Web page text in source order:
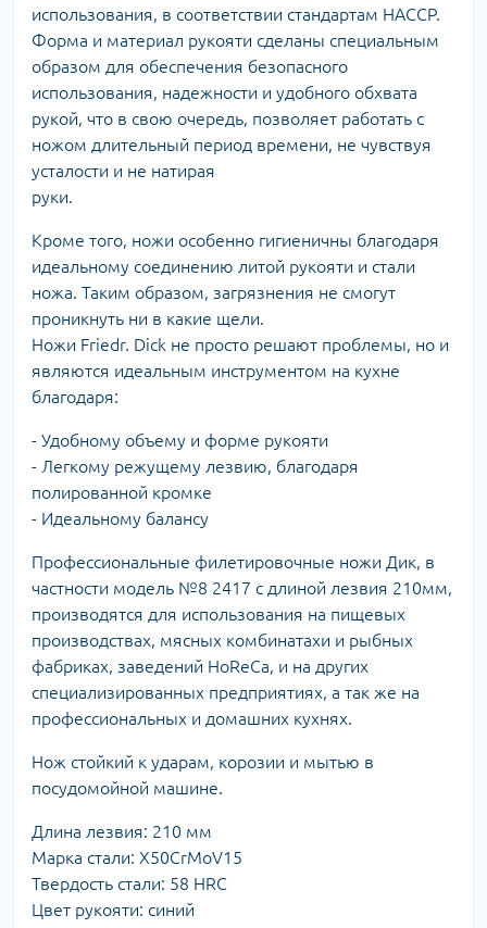
использования, в соответствии стандартам HACCP.
Форма и материал рукояти сделаны специальным
образом для обеспечения безопасного
использования, надежности и удобного обхвата
рукой, что в свою очередь, позволяет работать с
ножом длительный период времени, не чувствуя
усталости и не натирая
руки.
Кроме того, ножи особенно гигиеничны благодаря
идеальному соединению литой рукояти и стали
ножа. Таким образом, загрязнения не смогут
проникнуть ни в какие щели.
Ножи Friedr. Dick не просто решают проблемы, но и
являются идеальным инструментом на кухне
благодаря:
- Удобному объему и форме рукояти
- Легкому режущему лезвию, благодаря
полированной кромке
- Идеальному балансу
Профессиональные филетировочные ножи Дик, в
частности модель №8 2417 с длиной лезвия 210мм,
производятся для использования на пищевых
производствах, мясных комбинатахи и рыбных
фабриках, заведений HoReCa, и на других
специализированных предприятиях, а так же на
профессиональных и домашних кухнях.
Нож стойкий к ударам, корозии и мытью в
посудомойной машине.
Длина лезвия: 210 мм
Марка стали: X50CrMoV15
Твердость стали: 58 HRC
Цвет рукояти: синий